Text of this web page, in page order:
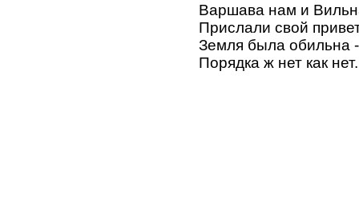
Варшава нам и
Прислали свой
Земля была обильна -
Порядка ж нет как нет.